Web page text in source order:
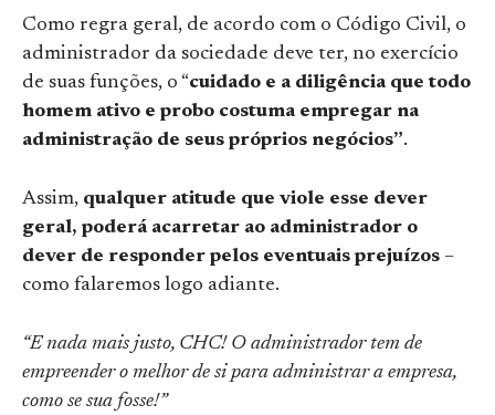
Como regra geral, de acordo com o Código Civil, o
administrador da sociedade deve ter, no exercício
de suas funções, o “cuidado e a diligência que todo
homem ativo e probo costuma empregar na
administração de seus próprios negócios”.
Assim, qualquer atitude que viole esse dever
geral, poderá acarretar ao administrador o
dever de responder pelos eventuais prejuízos –
como falaremos logo adiante.
“E nada mais justo, CHC! O administrador tem de
empreender o melhor de si para administrar a empresa,
como se sua fosse!”